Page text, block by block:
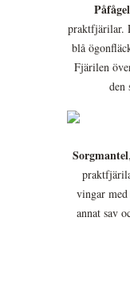
praktfjärilar.
blå
Fjärilen
den
Sorgmantel,
vingar
annat sav